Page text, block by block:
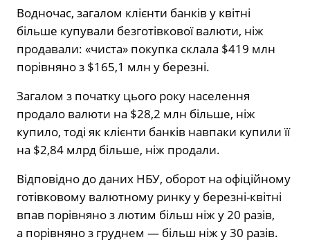
Водночас, загалом клієнти банків у квітні
більше купували безготівкової валюти, ніж
продавали: «чиста» покупка склала $419 млн
порівняно з $165,1 млн у березні.
Загалом з початку цього року населення
продало валюти на $28,2 млн більше, ніж
купило, тоді як клієнти банків навпаки купили її
на $2,84 млрд більше, ніж продали.
Відповідно до даних НБУ, оборот на офіційному
готівковому валютному ринку у березні-квітні
впав порівняно з лютим більш ніж у 20 разів,
а порівняно з груднем — більш ніж у 30 разів.